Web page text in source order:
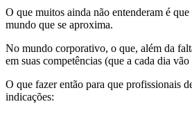
O que muitos ainda não entenderam é
mundo que se aproxima.
No mundo corporativo, o que, além da
em suas competências (que a cada dia
O que fazer então para que profissionais
indicações: